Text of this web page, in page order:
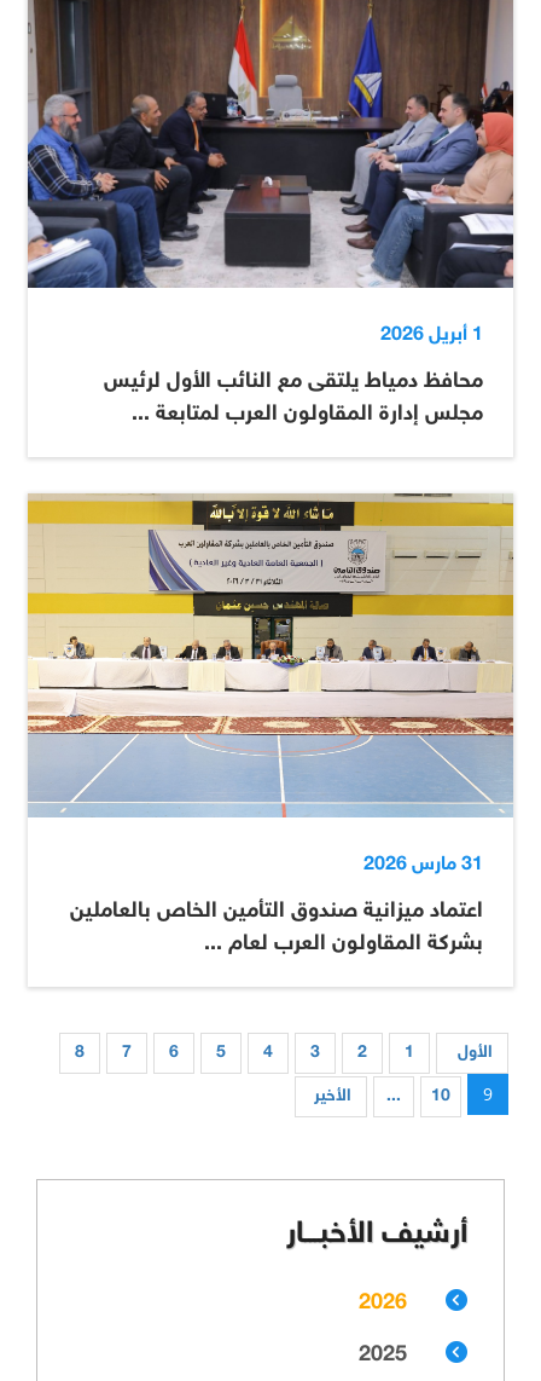
1 أبريل 2026
محافظ دمياط يلتقى مع النائب الأول لرئيس
مجلس إدارة المقاولون العرب لمتابعة ...
31 مارس 2026
اعتماد ميزانية صندوق التأمين الخاص بالعاملين
بشركة المقاولون العرب لعام ...
الأول 1
2
3
4
5
6
7
8
9
10
... الأخير
أرشيف الأخبـــار
2026
2025